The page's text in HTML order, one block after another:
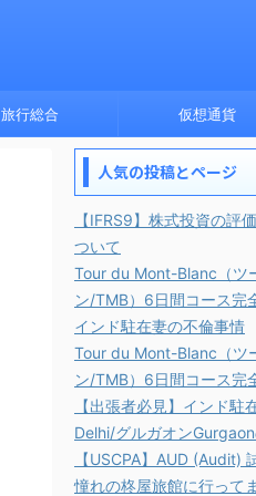
旅行総合 仮想通貨
人気の投稿とページ
【IFRS9】株式投資の評
ついて
Tour du Mont-Blanc（ツ
ン/TMB）6日間コース完
インド駐在妻の不倫事情
Tour du Mont-Blanc（ツ
ン/TMB）6日間コース完
【出張者必見】インド駐
Delhi/グルガオン
【USCPA】AUD
憧れの柊屋旅館に行って